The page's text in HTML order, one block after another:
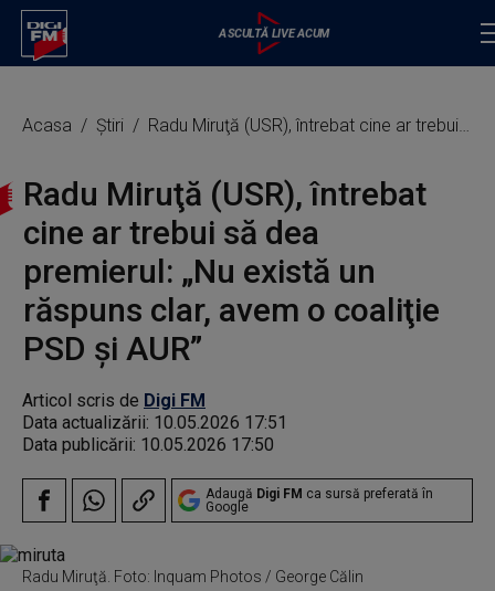
Acasa Știri Radu Miruţă (USR), întrebat cine ar trebui să dea premierul: „Nu există un răspuns clar, avem o coaliţie PSD şi AUR”
Radu Miruţă (USR), întrebat
cine ar trebui să dea
premierul: „Nu există un
răspuns clar, avem o coaliţie
PSD şi AUR”
Articol scris de Digi FM
Data actualizării: 10.05.2026 17:51
Data publicării: 10.05.2026 17:50
Adaugă Digi FM ca sursă preferată în
Google
Radu Miruţă. Foto: Inquam Photos / George Călin